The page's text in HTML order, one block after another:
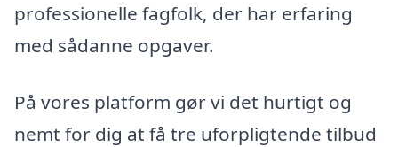
professionelle fagfolk, der har erfaring
med sådanne opgaver.
På vores platform gør vi det hurtigt og
nemt for dig at få tre uforpligtende tilbud